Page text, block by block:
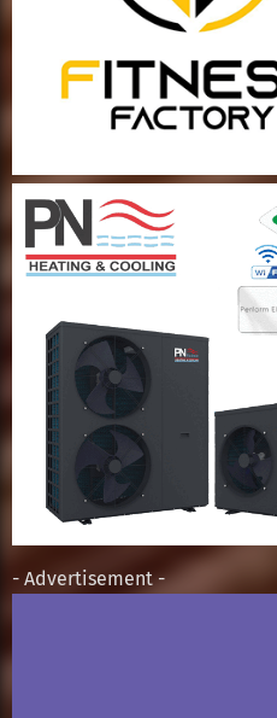
- Advertisement -